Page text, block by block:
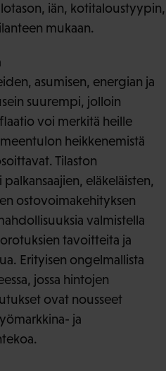
iän, kotitaloustyypin,
mukaan.
asumisen, energian ja
suurempi, jolloin
voi merkitä heille
heikkenemistä
Tilaston
eläkeläisten,
ostovoimakehityksen
valmistella
tavoitteita ja
Erityisen ongelmallista
jossa hintojen
ovat nousseet
ja